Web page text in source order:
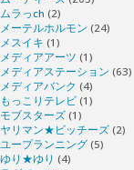
ムラっch (2)
メーテルホルモン (24)
メスイキ (1)
メディアアーツ (1)
メディアステーション (63)
メディアバンク (4)
もっこりテレビ (1)
モブスターズ (1)
ヤリマン★ビッチーズ (2)
ユープランニング (5)
ゆり★ゆり (4)